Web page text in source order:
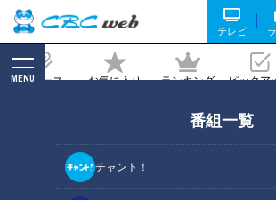
テレビ
ニュース お気に入り ランキング ピックア
MENU
番組一覧
チャント！
壺豆』をいただきます！【チ